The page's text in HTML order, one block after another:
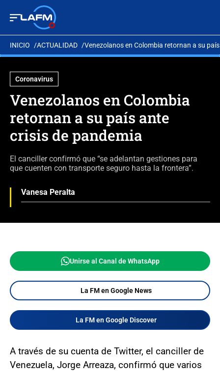
INICIO ACTUALIDAD Venezolanos en Colombia retornan a su
Coronavirus
Venezolanos en Colombia
retornan a su país ante
crisis de pandemia
El canciller confirmó que “se adelantan gestiones para
que cuenten con transporte seguro hasta la frontera”.
Vanesa Peralta
Unirse al Canal de WhatsApp
La FM en Google News
La FM en Google Discover
A través de su cuenta de Twitter, el canciller de
Venezuela, Jorge Arreaza, confirmó que varios